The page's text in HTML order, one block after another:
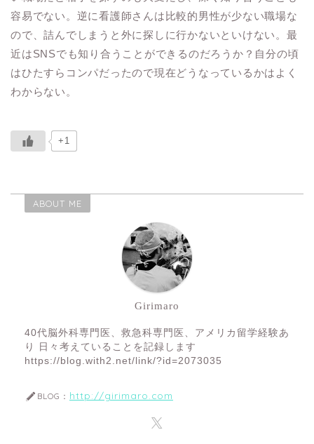
容易でない。逆に看護師さんは比較的男性が少ない職場な
ので、詰んでしまうと外に探しに行かないといけない。最
近はSNSでも知り合うことができるのだろうか？自分の頃
はひたすらコンパだったので現在どうなっているかはよく
わからない。
+1
ABOUT ME
Girimaro
40代脳外科専門医、救急科専門医、アメリカ留学経験あ
り 日々考えていることを記録します
https://blog.with2.net/link/?id=2073035
BLOG： http://girimaro.com